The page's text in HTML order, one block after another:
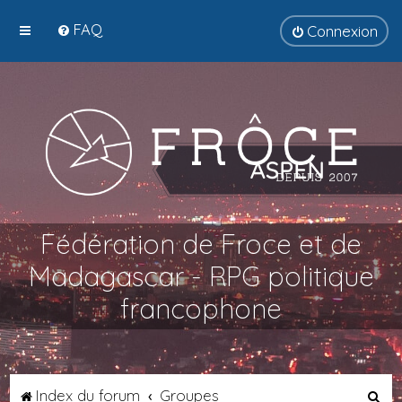
FAQ Connexion
Fédération de Froce et de
Madagascar - RPG politique
francophone
Index du forum Groupes